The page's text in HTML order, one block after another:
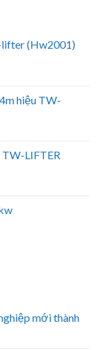
lifter (Hw2001)
hiệu TW-
LIFTER
mới thành